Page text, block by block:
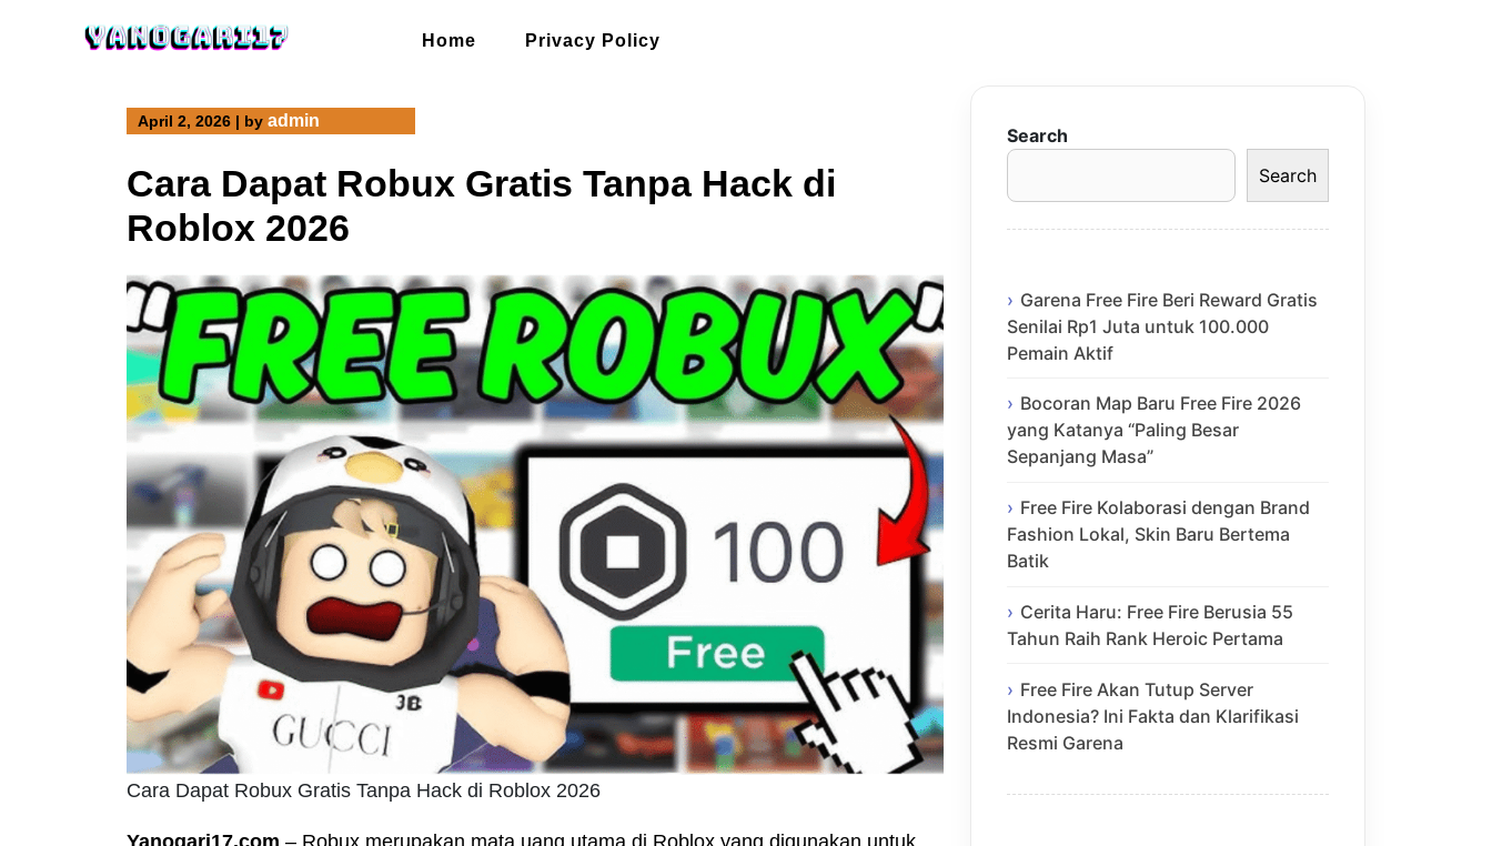
Home Privacy Policy
April 2, 2026 | by admin
Cara Dapat Robux Gratis Tanpa Hack di
Roblox 2026
Cara Dapat Robux Gratis Tanpa Hack di Roblox 2026
Search
Search
Garena Free Fire Beri Reward Gratis
Senilai Rp1 Juta untuk 100.000
Pemain Aktif
Bocoran Map Baru Free Fire 2026
yang Katanya “Paling Besar
Sepanjang Masa”
Free Fire Kolaborasi dengan Brand
Fashion Lokal, Skin Baru Bertema
Batik
Cerita Haru: Free Fire Berusia 55
Tahun Raih Rank Heroic Pertama
Free Fire Akan Tutup Server
Indonesia? Ini Fakta dan Klarifikasi
Resmi Garena